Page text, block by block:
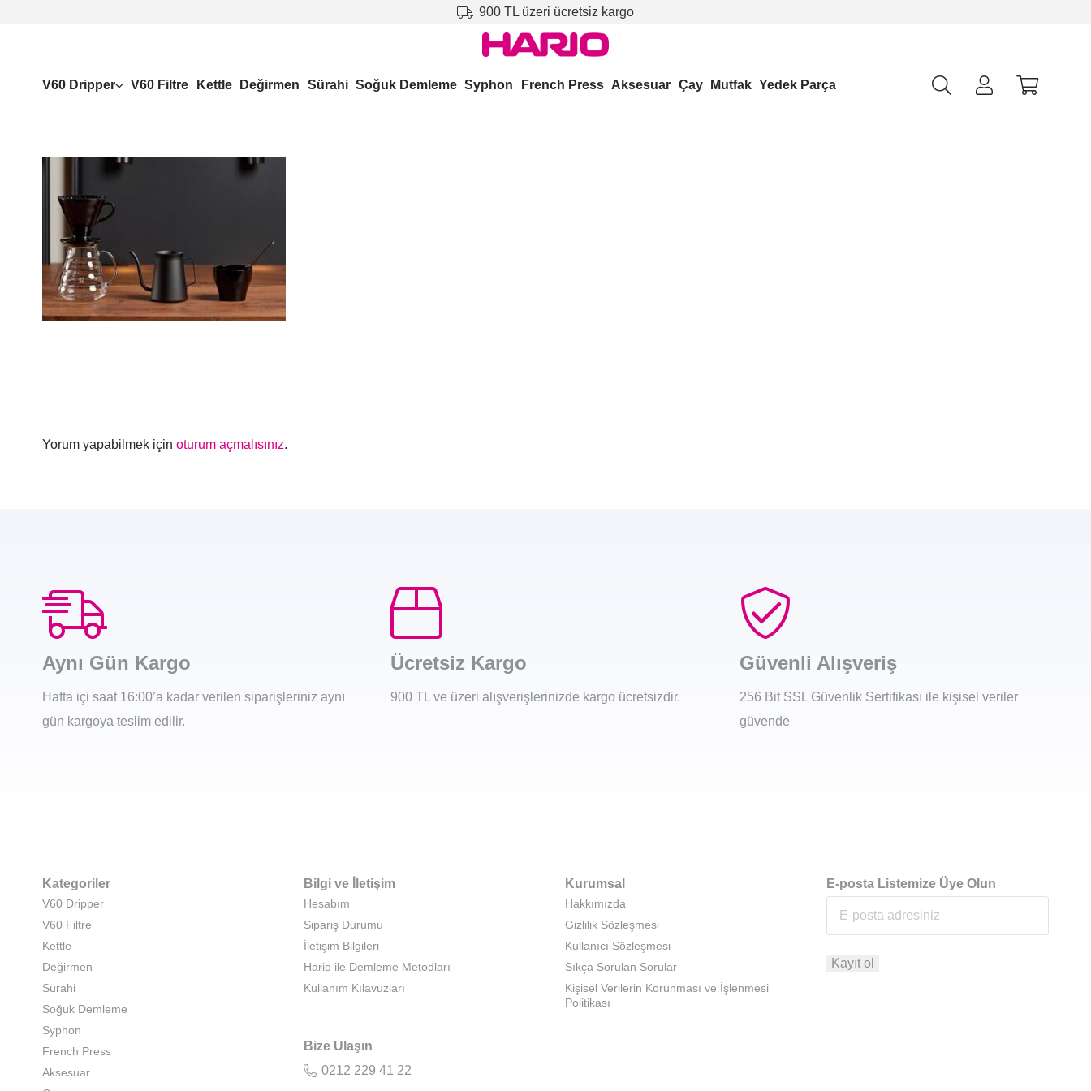
900 TL üzeri ücretsiz kargo
V60 Dripper V60 Filtre Kettle Değirmen Sürahi Soğuk Demleme Syphon French Press Aksesuar Çay Mutfak Yedek Parça
Yorum yapabilmek için oturum açmalısınız.
Aynı Gün Kargo
Hafta içi saat 16:00’a kadar verilen siparişleriniz aynı
gün kargoya teslim edilir.
Ücretsiz Kargo
900 TL ve üzeri alışverişlerinizde kargo ücretsizdir.
Güvenli Alışveriş
256 Bit SSL Güvenlik Sertifikası ile kişisel veriler
güvende
Kategoriler
V60 Dripper
V60 Filtre
Kettle
Değirmen
Sürahi
Soğuk Demleme
Syphon
French Press
Aksesuar
Bilgi ve İletişim
Hesabım
Sipariş Durumu
İletişim Bilgileri
Hario ile Demleme Metodları
Kullanım Kılavuzları
Bize Ulaşın
0212 229 41 22
Kurumsal
Hakkımızda
Gizlilik Sözleşmesi
Kullanıcı Sözleşmesi
Sıkça Sorulan Sorular
Kişisel Verilerin Korunması ve İşlenmesi
Politikası
E-posta Listemize Üye Olun